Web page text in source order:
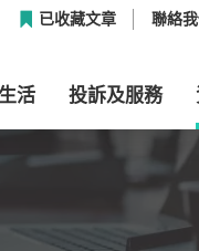
已收藏文章 聯絡
活 投訴及服務